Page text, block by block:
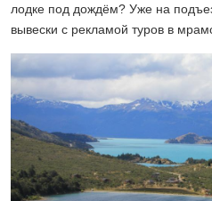
лодке под дождём? Уже на
вывески с рекламой туров в